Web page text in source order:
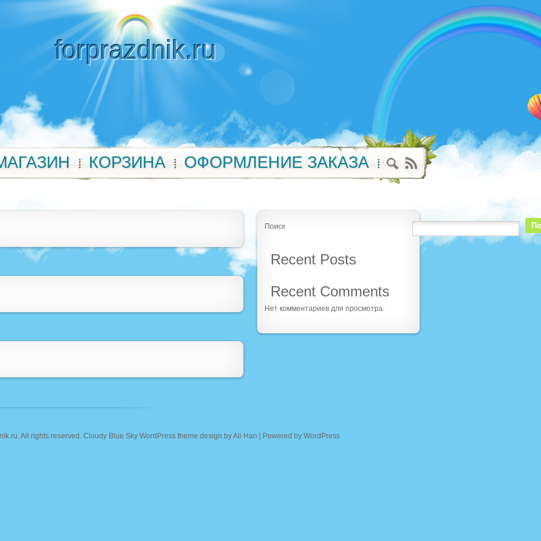
forprazdnik.ru
КОРЗИНА ОФОРМЛЕНИЕ ЗАКАЗА
Поиск
Recent Posts
Recent Comments
Нет комментариев для просмотра.
. All rights reserved. Cloudy Blue Sky WordPress theme design byAli Han | Powered by WordPress